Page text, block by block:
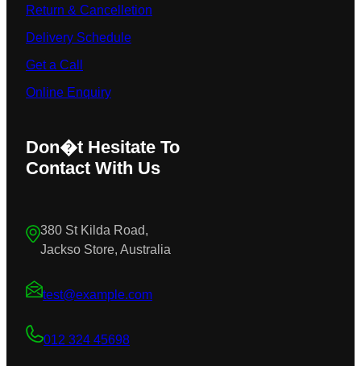
Return & Cancelletion
Delivery Schedule
Get a Call
Online Enquiry
Don�t Hesitate To
Contact With Us
380 St Kilda Road,
Jackso Store, Australia
test@example.com
012 324 45698